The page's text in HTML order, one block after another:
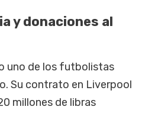
y donaciones al
uno de los futbolistas
Su contrato en Liverpool
millones de libras